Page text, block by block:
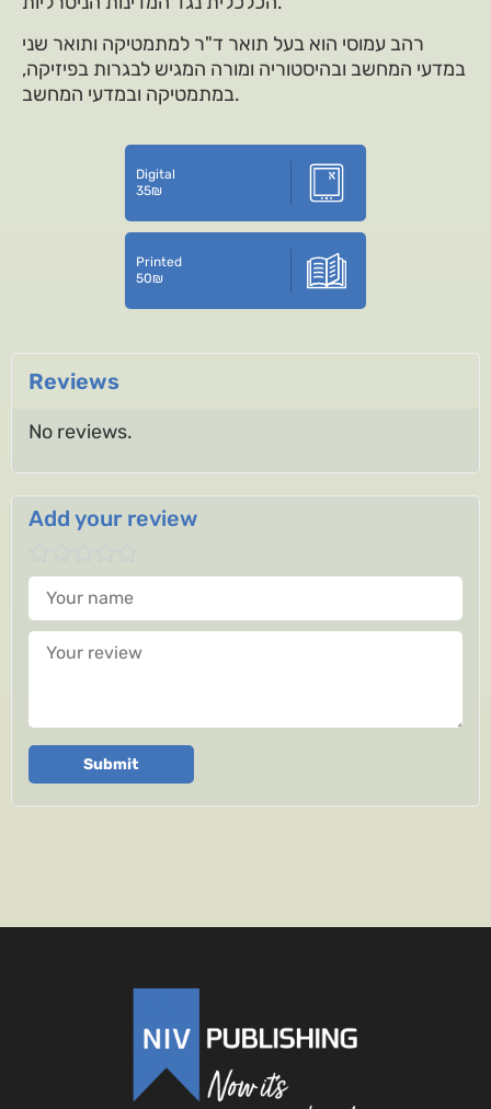
רהב עמוסי הוא בעל תואר ד"ר למתמטיקה ותואר שני
במדעי המחשב ובהיסטוריה ומורה המגיש לבגרות בפיזיקה,
במתמטיקה ובמדעי המחשב.
Digital
35₪
Printed
50₪
Reviews
No reviews.
Add your review
Your name
Your review
Submit